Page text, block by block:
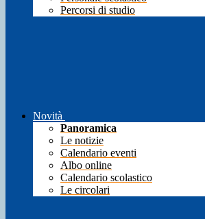
Percorsi di studio
Novità
Panoramica
Le notizie
Calendario eventi
Albo online
Calendario scolastico
Le circolari